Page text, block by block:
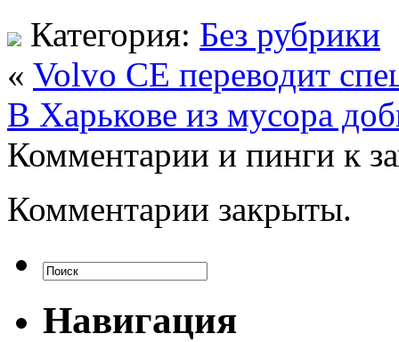
Категория: Без рубрики
« Volvo CE переводит
В Харькове из мусора
Комментарии и пинги к
Комментарии закрыты.
Навигация